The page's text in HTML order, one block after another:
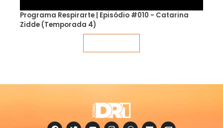
Programa Respirarte | Episódio #010 - Catarina
Zidde (Temporada 4)